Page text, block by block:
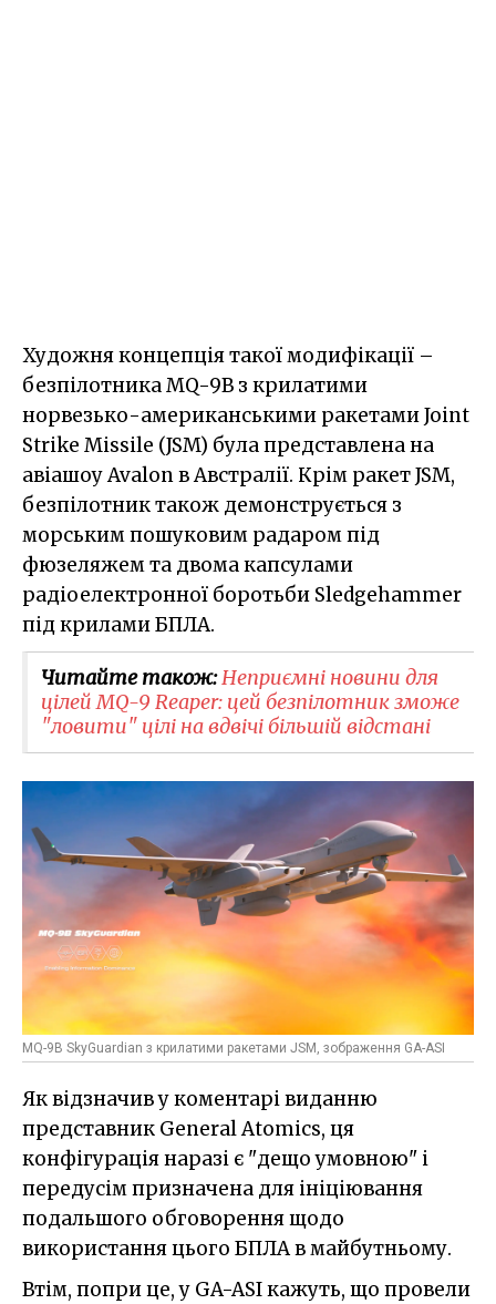
Художня концепція такої модифікації –
безпілотника MQ-9B з крилатими
норвезько-американськими ракетами Joint
Strike Missile (JSM) була представлена на
авіашоу Avalon в Австралії. Крім ракет JSM,
безпілотник також демонструється з
морським пошуковим радаром під
фюзеляжем та двома капсулами
радіоелектронної боротьби Sledgehammer
під крилами БПЛА.
Читайте також:Неприємні новини для
цілей MQ-9 Reaper: цей безпілотник зможе
"ловити" цілі на вдвічі більшій відстані
MQ-9B SkyGuardian з крилатими ракетами JSM, зображення GA-ASI
Як відзначив у коментарі виданню
представник General Atomics, ця
конфігурація наразі є "дещо умовною" і
передусім призначена для ініціювання
подальшого обговорення щодо
використання цього БПЛА в майбутньому.
Втім, попри це, у GA-ASI кажуть, що провели